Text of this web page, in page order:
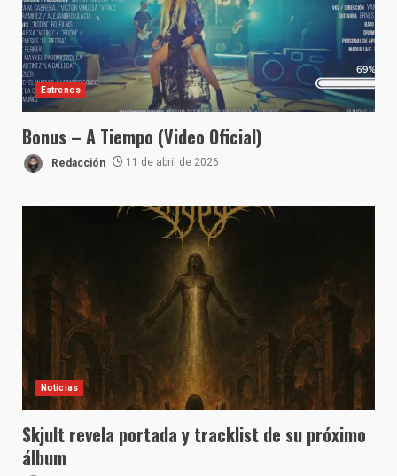
Estrenos
Bonus – A Tiempo (Video Oficial)
Redacción 11 de abril de 2026
Noticias
Skjult revela portada y tracklist de su próximo
álbum